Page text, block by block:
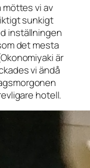
möttes vi av
sunkigt
inställningen
det mesta
är
vi ändå
hotell.